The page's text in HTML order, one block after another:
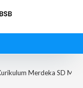
Merdeka SD